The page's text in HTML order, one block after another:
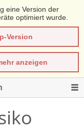
eine Version der
optimiert wurde.
Version
anzeigen